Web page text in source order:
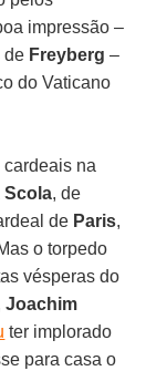
impressão –
de Freyberg–
do Vaticano
cardeais na
Scola, de
de Paris,
o torpedo
vésperas do
Joachim
ter implorado
para casa o